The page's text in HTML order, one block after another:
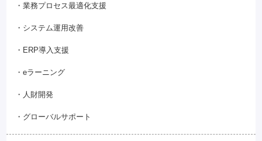
・業務プロセス最適化支援
・システム運用改善
・ERP導入支援
・eラーニング
・人財開発
・グローバルサポート